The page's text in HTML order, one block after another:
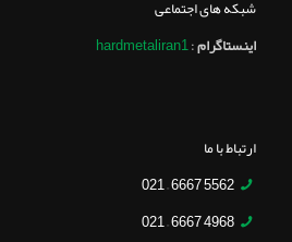
شبکه های اجتماعی
اینستاگرام:
hardmetaliran1
ارتباط با ما
5562 6667 – 021
4968 6667 – 021